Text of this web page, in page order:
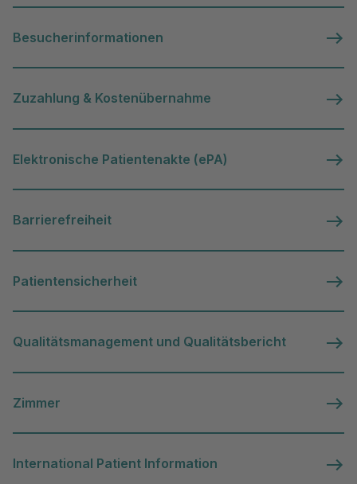
Besucherinformationen
Zuzahlung & Kostenübernahme
Elektronische Patientenakte (ePA)
Barrierefreiheit
Patientensicherheit
Qualitätsmanagement und Qualitätsbericht
Zimmer
International Patient Information